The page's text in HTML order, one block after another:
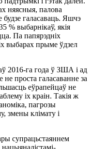
няясныя, палова
будзе галасаваць. Яшчэ
% выбарнікаў, якія
Па папярэдніх
выбарах прыме ўдзел
2016-га года ў ЗША і ад
не проста галасаванне за
еўрапейцаў не
іх краін. Такія ж
пагрозы
змены клімату і
супрацьстаяннем
нацыяналістамі-